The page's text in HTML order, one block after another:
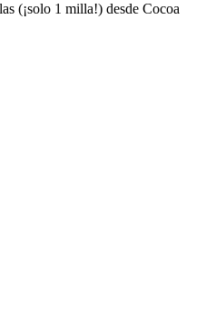
(¡solo 1 milla!) desde Cocoa